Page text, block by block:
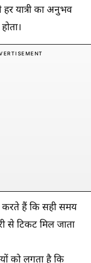
यात्री का अनुभव
करते हैं कि सही समय
से टिकट मिल जाता
को लगता है कि